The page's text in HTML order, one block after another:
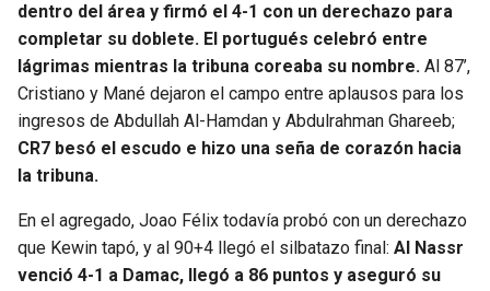
dentro del área y firmó el 4-1 con un derechazo para
completar su doblete. El portugués celebró entre
lágrimas mientras la tribuna coreaba su nombre. Al 87’,
Cristiano y Mané dejaron el campo entre aplausos para los
ingresos de Abdullah Al-Hamdan y Abdulrahman Ghareeb;
CR7 besó el escudo e hizo una seña de corazón hacia
la tribuna.
En el agregado, Joao Félix todavía probó con un derechazo
que Kewin tapó, y al 90+4 llegó el silbatazo final: Al Nassr
venció 4-1 a Damac, llegó a 86 puntos y aseguró su